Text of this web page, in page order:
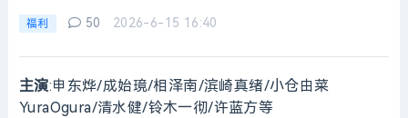
福利 50 2026-6-15 16:40
主演:申东烨/成始璄/相泽南/滨崎真绪/小仓由菜
YuraOgura/清水健/铃木一彻/许蓝方等